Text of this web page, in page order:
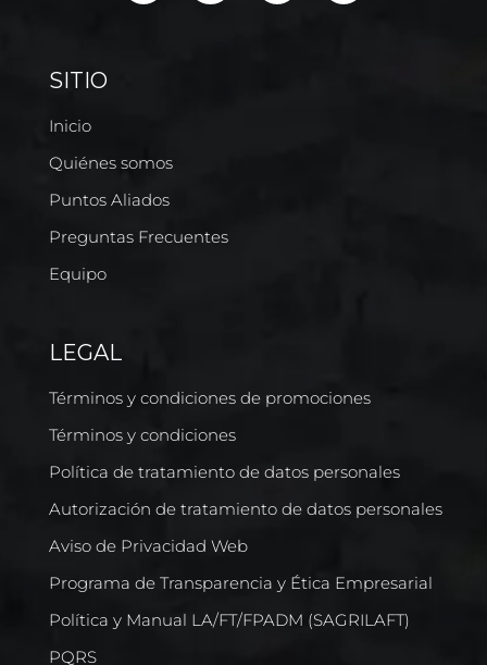
SITIO
Inicio
Quiénes somos
Puntos Aliados
Preguntas Frecuentes
Equipo
LEGAL
Términos y condiciones de promociones
Términos y condiciones
Política de tratamiento de datos personales
Autorización de tratamiento de datos personales
Aviso de Privacidad Web
Programa de Transparencia y Ética Empresarial
Política y Manual LA/FT/FPADM (SAGRILAFT)
PQRS